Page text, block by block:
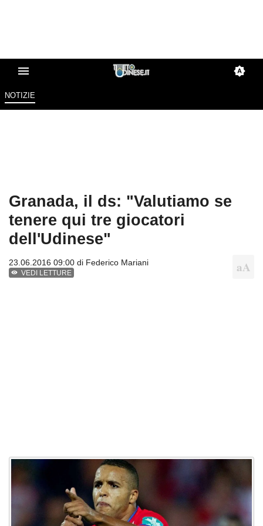
NOTIZIE
Granada, il ds: "Valutiamo se
tenere qui tre giocatori
dell'Udinese"
23.06.2016 09:00 di Federico Mariani
VEDI LETTURE